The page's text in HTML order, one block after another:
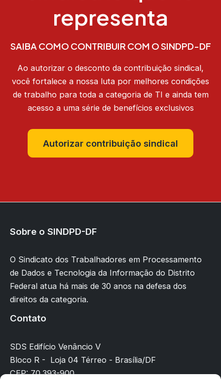
representa
SAIBA COMO CONTRIBUIR COM O SINDPD-DF
Ao autorizar o desconto da contribuição sindical,
você fortalece a nossa luta por melhores condições
de trabalho para toda a categoria de TI e ainda tem
acesso a uma série de benefícios exclusivos
Autorizar contribuição sindical
Sobre o SINDPD-DF
O Sindicato dos Trabalhadores em Processamento
de Dados e Tecnologia da Informação do Distrito
Federal atua há mais de 30 anos na defesa dos
direitos da categoria.
Contato
SDS Edifício Venâncio V
Bloco R - Loja 04 Térreo - Brasília/DF
CEP: 70.393-900